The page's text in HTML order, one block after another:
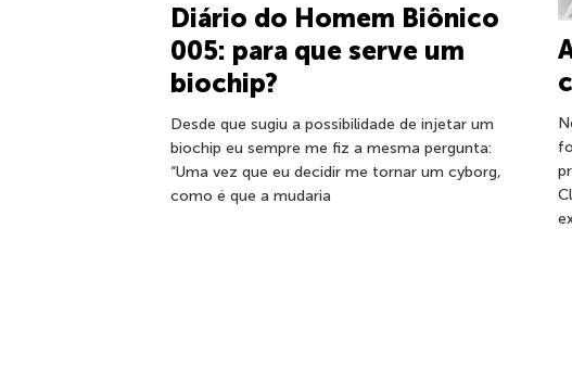
Diário do Homem Biônico
005: para que serve um
biochip?
Desde que sugiu a possibilidade de injetar um
biochip eu sempre me fiz a mesma pergunta:
“Uma vez que eu decidir me tornar um cyborg,
como é que a mudaria